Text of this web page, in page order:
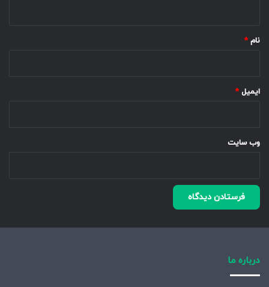
نام *
ایمیل *
وب‌ سایت
درباره ما